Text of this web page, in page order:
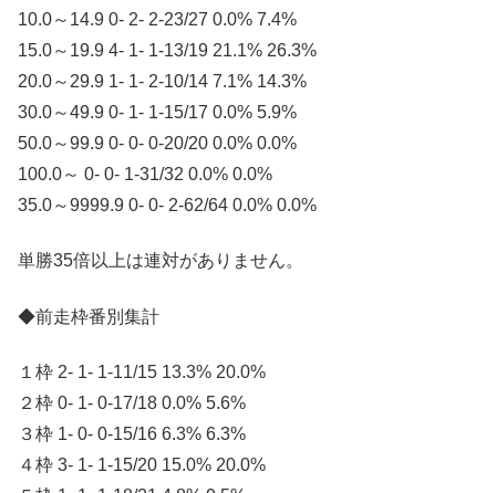
10.0～14.9 0- 2- 2-23/27 0.0% 7.4%
15.0～19.9 4- 1- 1-13/19 21.1% 26.3%
20.0～29.9 1- 1- 2-10/14 7.1% 14.3%
30.0～49.9 0- 1- 1-15/17 0.0% 5.9%
50.0～99.9 0- 0- 0-20/20 0.0% 0.0%
100.0～ 0- 0- 1-31/32 0.0% 0.0%
35.0～9999.9 0- 0- 2-62/64 0.0% 0.0%
単勝35倍以上は連対がありません。
◆前走枠番別集計
１枠 2- 1- 1-11/15 13.3% 20.0%
２枠 0- 1- 0-17/18 0.0% 5.6%
３枠 1- 0- 0-15/16 6.3% 6.3%
４枠 3- 1- 1-15/20 15.0% 20.0%